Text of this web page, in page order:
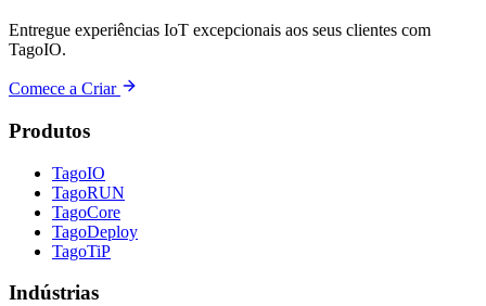
Entregue experiências IoT excepcionais aos seus clientes com
TagoIO.
Comece a Criar
Produtos
TagoIO
TagoRUN
TagoCore
TagoDeploy
TagoTiP
Indústrias